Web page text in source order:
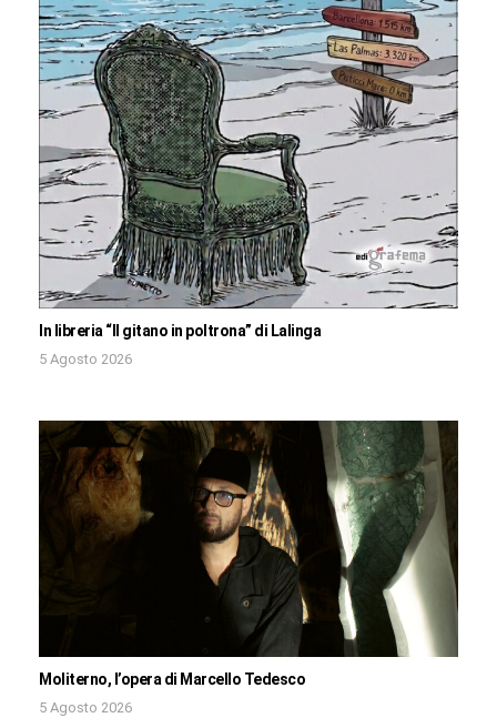
In libreria “Il gitano in poltrona” di Lalinga
5 Agosto 2026
Moliterno, l’opera di Marcello Tedesco
5 Agosto 2026